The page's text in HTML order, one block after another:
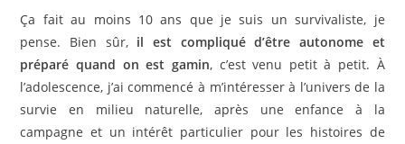
Ça fait au moins 10 ans que je suis un survivaliste, je
pense. Bien sûr, il est compliqué d’être autonome et
préparé quand on est gamin, c’est venu petit à petit. À
l’adolescence, j’ai commencé à m’intéresser à l’univers de la
survie en milieu naturelle, après une enfance à la
campagne et un intérêt particulier pour les histoires de